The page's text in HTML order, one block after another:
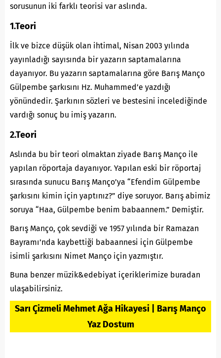
sorusunun iki farklı teorisi var aslında.
1.Teori
İlk ve bizce düşük olan ihtimal, Nisan 2003 yılında
yayınladığı sayısında bir yazarın saptamalarına
dayanıyor. Bu yazarın saptamalarına göre Barış Manço
Gülpembe şarkısını Hz. Muhammed’e yazdığı
yönündedir. Şarkının sözleri ve bestesini incelediğinde
vardığı sonuç bu imiş yazarın.
2.Teori
Aslında bu bir teori olmaktan ziyade Barış Manço ile
yapılan röportaja dayanıyor. Yapılan eski bir röportaj
sırasında sunucu Barış Manço’ya “Efendim Gülpembe
şarkısını kimin için yaptınız?” diye soruyor. Barış abimiz
soruya “Haa, Gülpembe benim babaannem.” Demiştir.
Barış Manço, çok sevdiği ve 1957 yılında bir Ramazan
Bayramı’nda kaybettiği babaannesi için Gülpembe
isimli şarkısını Nimet Manço için yazmıştır.
Buna benzer müzik&edebiyat içeriklerimize buradan
ulaşabilirsiniz.
Sarı Çizmeli Mehmet Ağa Hikayesi | Barış Manço
Yaz Dostum